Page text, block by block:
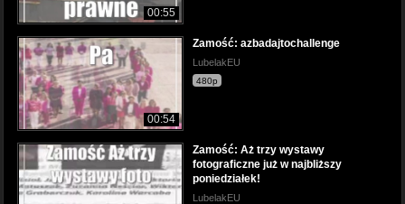
00:55
00:54
Zamość: azbadajtochallenge
LubelakEU
480p
Zamość: Aż trzy wystawy
fotograficzne już w najbliższy
poniedziałek!
LubelakEU